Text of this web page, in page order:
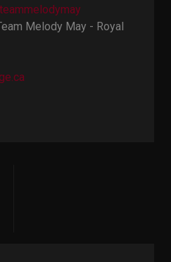
Melody May - Royal